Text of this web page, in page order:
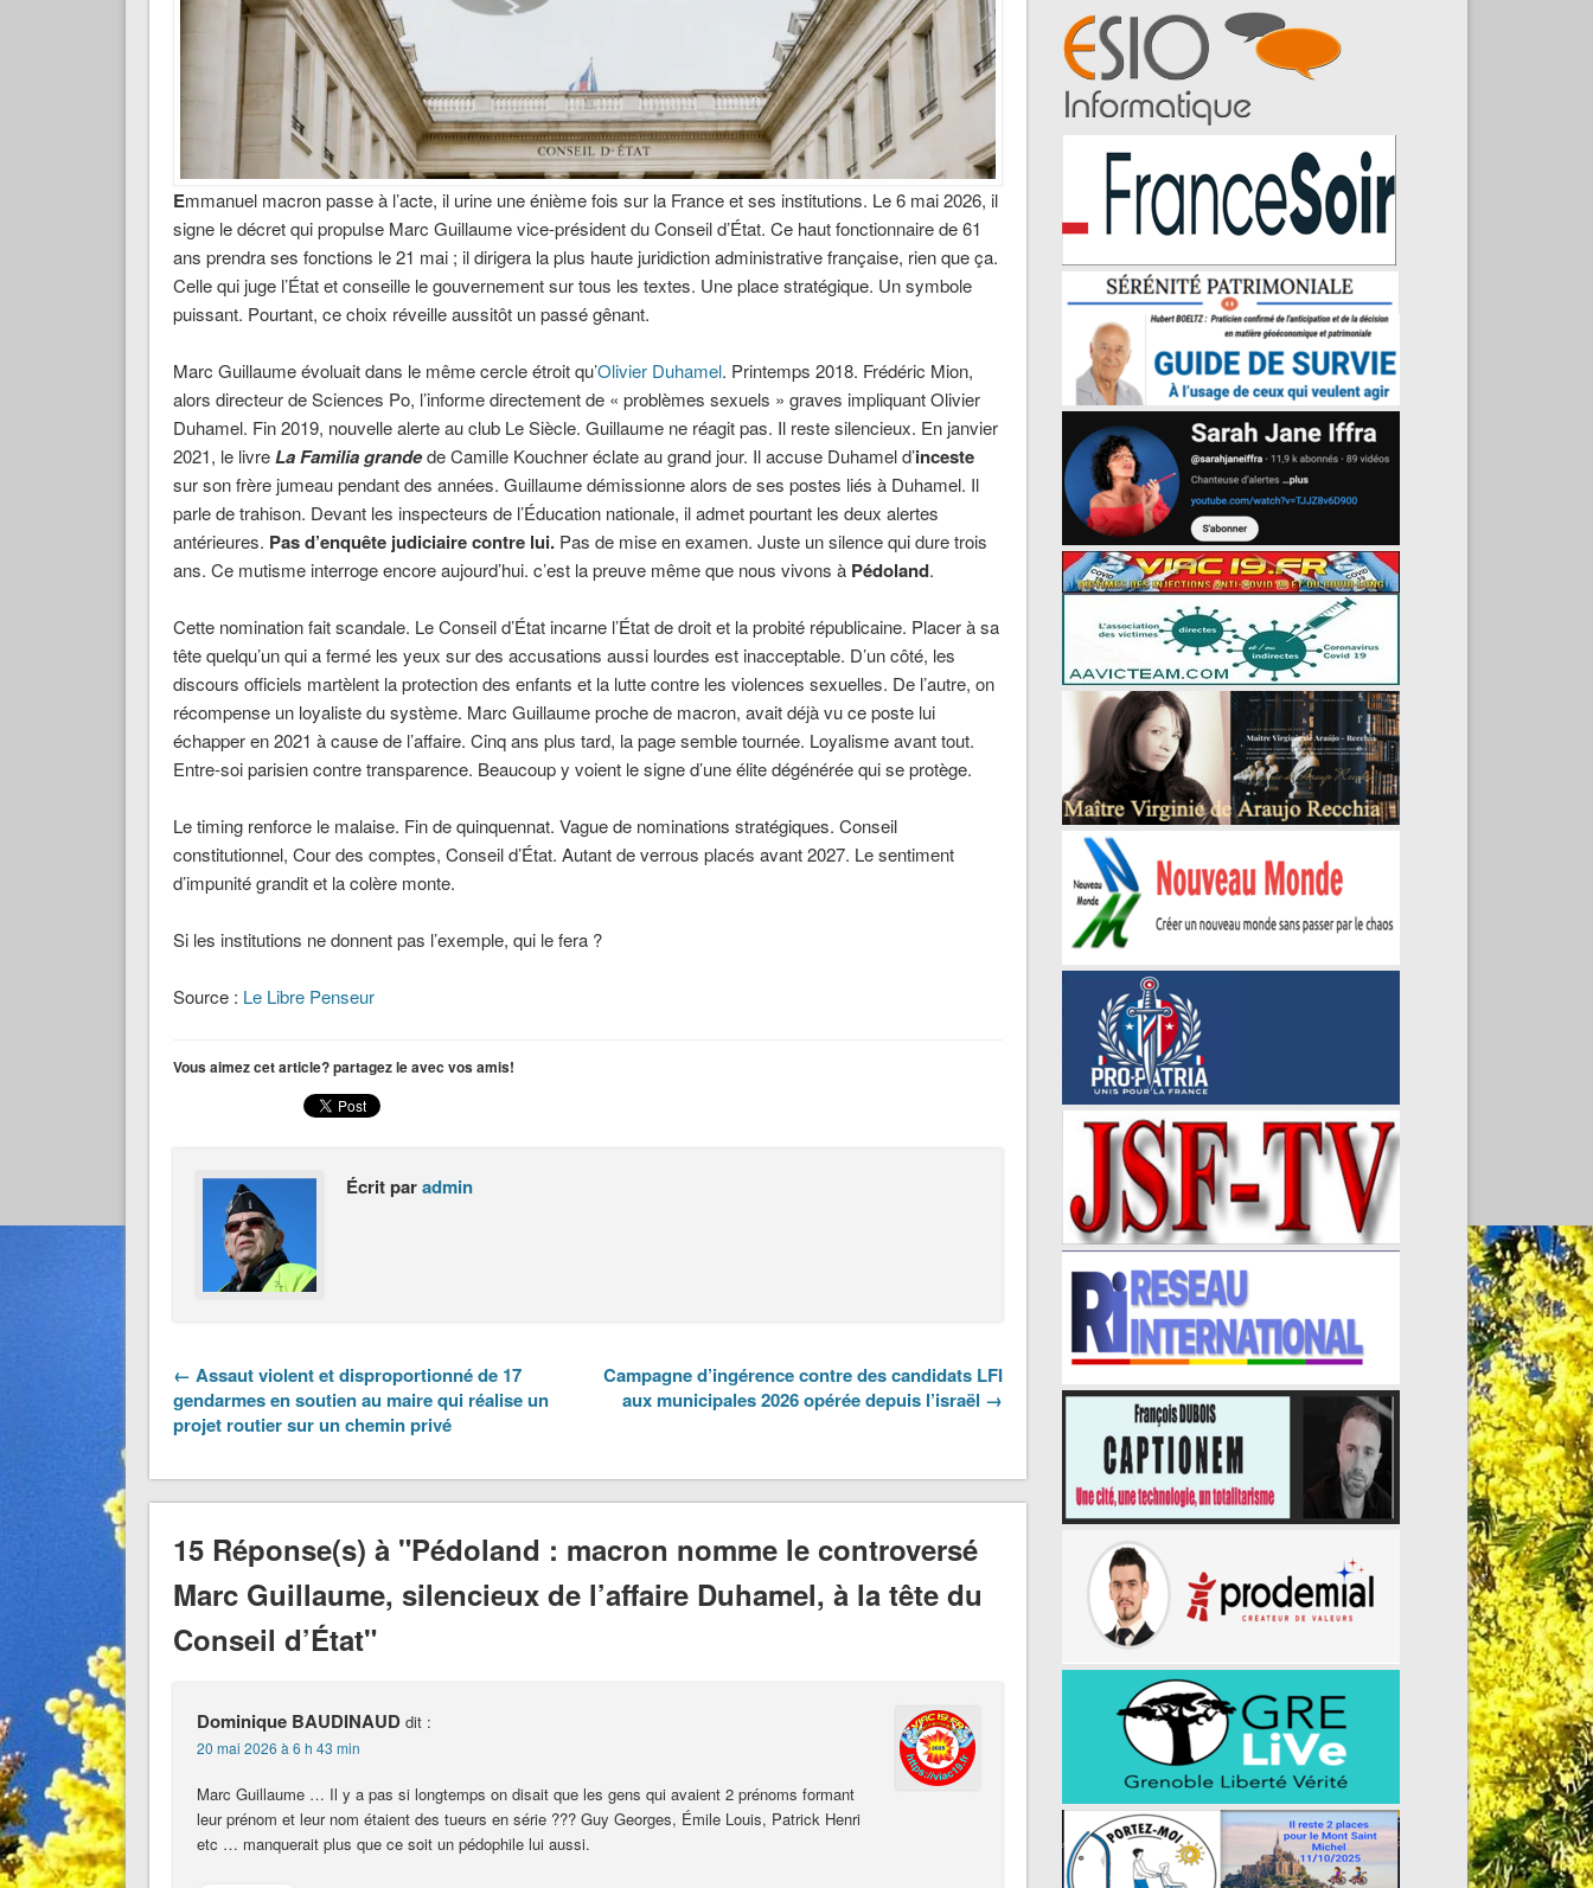
Emmanuel macron passe à l’acte, il urine une énième fois sur la France et ses institutions. Le 6 mai 2026, il
signe le décret qui propulse Marc Guillaume vice-président du Conseil d’État. Ce haut fonctionnaire de 61
ans prendra ses fonctions le 21 mai ; il dirigera la plus haute juridiction administrative française, rien que ça.
Celle qui juge l’État et conseille le gouvernement sur tous les textes. Une place stratégique. Un symbole
puissant. Pourtant, ce choix réveille aussitôt un passé gênant.
Marc Guillaume évoluait dans le même cercle étroit qu’Olivier Duhamel. Printemps 2018. Frédéric Mion,
alors directeur de Sciences Po, l’informe directement de « problèmes sexuels » graves impliquant Olivier
Duhamel. Fin 2019, nouvelle alerte au club Le Siècle. Guillaume ne réagit pas. Il reste silencieux. En janvier
2021, le livreLa Familia grandede Camille Kouchner éclate au grand jour. Il accuse Duhamel d’inceste
sur son frère jumeau pendant des années. Guillaume démissionne alors de ses postes liés à Duhamel. Il
parle de trahison. Devant les inspecteurs de l’Éducation nationale, il admet pourtant les deux alertes
antérieures. Pas d’enquête judiciaire contre lui.Pas de mise en examen. Juste un silence qui dure trois
ans. Ce mutisme interroge encore aujourd’hui. c’est la preuve même que nous vivons à Pédoland.
Cette nomination fait scandale. Le Conseil d’État incarne l’État de droit et la probité républicaine. Placer à sa
tête quelqu’un qui a fermé les yeux sur des accusations aussi lourdes est inacceptable. D’un côté, les
discours officiels martèlent la protection des enfants et la lutte contre les violences sexuelles. De l’autre, on
récompense un loyaliste du système. Marc Guillaume proche de macron, avait déjà vu ce poste lui
échapper en 2021 à cause de l’affaire. Cinq ans plus tard, la page semble tournée. Loyalisme avant tout.
Entre-soi parisien contre transparence. Beaucoup y voient le signe d’une élite dégénérée qui se protège.
Le timing renforce le malaise. Fin de quinquennat. Vague de nominations stratégiques. Conseil
constitutionnel, Cour des comptes, Conseil d’État. Autant de verrous placés avant 2027. Le sentiment
d’impunité grandit et la colère monte.
Si les institutions ne donnent pas l’exemple, qui le fera ?
Source : Le Libre Penseur
Vous aimez cet article? partagez le avec vos amis!
Écrit paradmin
← Assaut violent et disproportionné de 17
gendarmes en soutien au maire qui réalise un
projet routier sur un chemin privé
Campagne d’ingérence contre des candidats LFI
aux municipales 2026 opérée depuis l’israël →
15 Réponse(s) à "Pédoland : macron nomme le controversé
Marc Guillaume, silencieux de l’affaire Duhamel, à la tête du
Conseil d’État"
Dominique BAUDINAUD dit :
20 mai 2026 à 6 h 43 min
Marc Guillaume … Il y a pas si longtemps on disait que les gens qui avaient 2 prénoms formant
leur prénom et leur nom étaient des tueurs en série ??? Guy Georges, Émile Louis, Patrick Henri
etc … manquerait plus que ce soit un pédophile lui aussi.